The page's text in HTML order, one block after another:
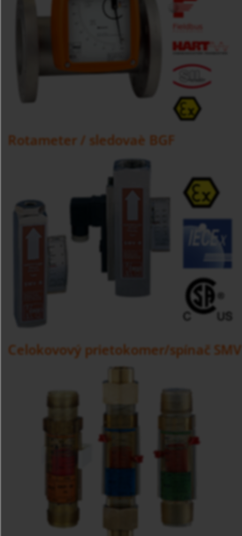
Rotameter / sledovaè BGF
Celokovový prietokomer/spínač SMV